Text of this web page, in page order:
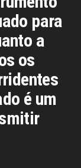
para
a
os
é um